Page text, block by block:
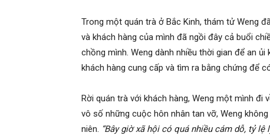
tu
Hai
Phong,
Trong một quán trà ở Bắc Kinh, thám tử Weng
và khách hàng của mình đã ngồi đây cả buổi
chồng mình. Weng dành nhiều thời gian để an
khách hàng cung cấp và tìm ra bằng chứng để
Rời quán trà với khách hàng, Weng một mình đi
vô số những cuộc hôn nhân tan vỡ, Weng
niên. “Bây giờ xã hội có quá nhiều cám dỗ, tỷ